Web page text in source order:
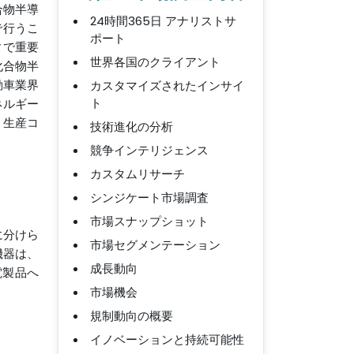
物半導
うこ
で重要
合物半
業界
ギー
産コ
けら
は、
製品へ
24時間365日 アナリストサ
ポート
世界各国のクライアント
カスタマイズされたインサイ
ト
技術進化の分析
競争インテリジェンス
カスタムリサーチ
シンジケート市場調査
市場スナップショット
市場セグメンテーション
成長動向
市場機会
規制動向の概要
イノベーションと持続可能性